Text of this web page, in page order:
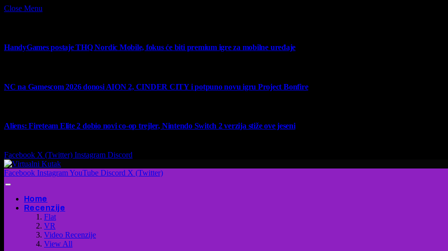
Close Menu
HandyGames postaje THQ Nordic Mobile, fokus će biti premium igre za mobilne uređaje
NC na Gamescom 2026 donosi AION 2, CINDER CITY i potpuno novu igru Project Bonfire
Aliens: Fireteam Elite 2 dobio novi co-op trejler, Nintendo Switch 2 verzija stiže ove jeseni
Facebook X (Twitter) Instagram Discord
Facebook InstagramYouTube Discord X (Twitter)
Home
Recenzije
Flat
VR
Video Recenzije
View All